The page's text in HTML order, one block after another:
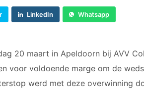
JO10-1
JO10-2 JM
JO10-5
JO10-6 JM
JO10-7
LinkedIn Whatsapp
20 maart in Apeldoorn bij AVV
voor voldoende marge om de
werd met deze overwinning